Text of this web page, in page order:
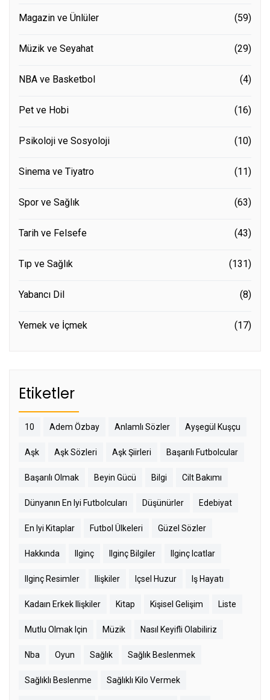
Magazin ve Ünlüler (59)
Müzik ve Seyahat (29)
NBA ve Basketbol (4)
Pet ve Hobi (16)
Psikoloji ve Sosyoloji (10)
Sinema ve Tiyatro (11)
Spor ve Sağlık (63)
Tarih ve Felsefe (43)
Tıp ve Sağlık (131)
Yabancı Dil (8)
Yemek ve İçmek (17)
Etiketler
10 Adem Özbay Anlamlı Sözler Ayşegül Kuşçu
Aşk Aşk Sözleri Aşk Şiirleri Başarılı Futbolcular
Başarılı Olmak Beyin Gücü Bilgi Cilt Bakımı
Dünyanın En Iyi Futbolcuları Düşünürler Edebiyat
En Iyi Kitaplar Futbol Ülkeleri Güzel Sözler
Hakkında Ilginç Ilginç Bilgiler Ilginç Icatlar
Ilginç Resimler Ilişkiler Içsel Huzur Iş Hayatı
Kadaın Erkek Ilişkiler Kitap Kişisel Gelişim Liste
Mutlu Olmak Için Müzik Nasıl Keyifli Olabiliriz
Nba Oyun Sağlık Sağlık Beslenmek
Sağlıklı Beslenme Sağlıklı Kilo Vermek